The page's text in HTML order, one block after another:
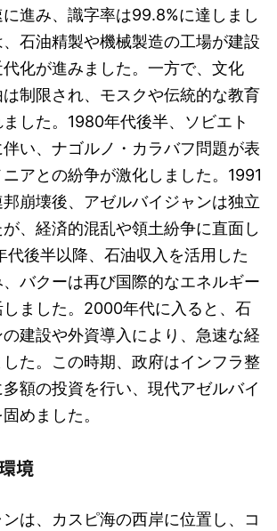
進み、識字率は99.8%に達しまし
石油精製や機械製造の工場が建設
化が進みました。一方で、文化
制限され、モスクや伝統的な教育
した。1980年代後半、ソビエト
い、ナゴルノ・カラバフ問題が表
アとの紛争が激化しました。1991
崩壊後、アゼルバイジャンは独立
、経済的混乱や領土紛争に直面し
代後半以降、石油収入を活用した
バクーは再び国際的なエネルギー
ました。2000年代に入ると、石
建設や外資導入により、急速な経
た。この時期、政府はインフラ整
額の投資を行い、現代アゼルバイ
めました。
境
は、カスピ海の西岸に位置し、コ